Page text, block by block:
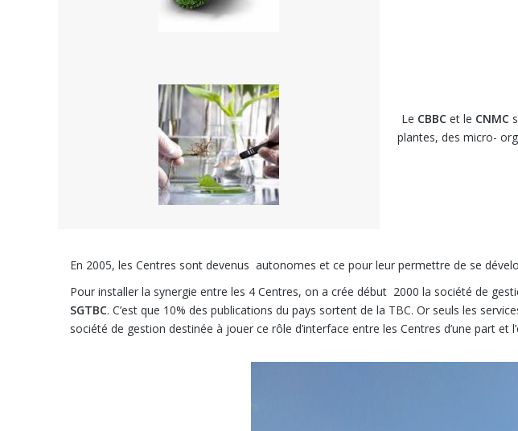
Le CBBCet le CNMC
plantes, des micro-
En 2005, les Centres sont devenus autonomes et ce pour leur permettre de se
Pour installer la synergie entre les 4 Centres, on a crée début 2000 la société de
SGTBC. C’est que 10% des publications du pays sortent de la TBC. Or seuls les
société de gestion destinée à jouer ce rôle d’interface entre les Centres d’une part